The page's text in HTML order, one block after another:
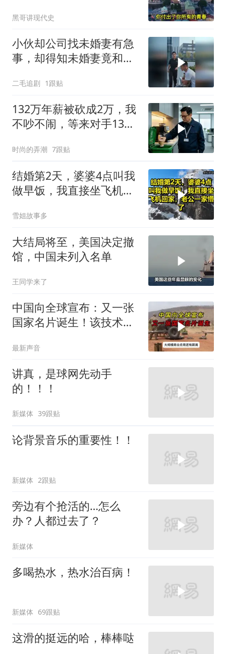
人》
黑哥讲现代史
小伙却公司找未婚妻有急
事，却得知未婚妻竟和别
二毛追剧 1跟贴
132万年薪被砍成2万，我
不吵不闹，等来对手13倍
时尚的弄潮 7跟贴
结婚第2天，婆婆4点叫我
做早饭，我直接坐飞机回
雪姐故事多
大结局将至，美国决定撤
馆，中国未列入名单
王同学来了
中国向全球宣布：又一张
国家名片诞生！该技术全
最新声音
讲真，是球网先动手
的！！！
新媒体 39跟贴
论背景音乐的重要性！！
新媒体 2跟贴
旁边有个抢活的…怎么
办？人都过去了？
新媒体
多喝热水，热水治百病！
新媒体 69跟贴
这滑的挺远的哈，棒棒哒